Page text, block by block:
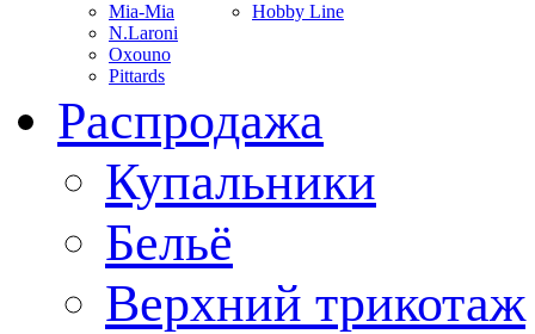
Mia-Mia
N.Laroni
Oxouno
Pittards
Hobby Line
Распродажа
Купальники
Бельё
Верхний трикотаж